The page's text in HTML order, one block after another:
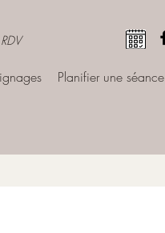
Planifier une séance